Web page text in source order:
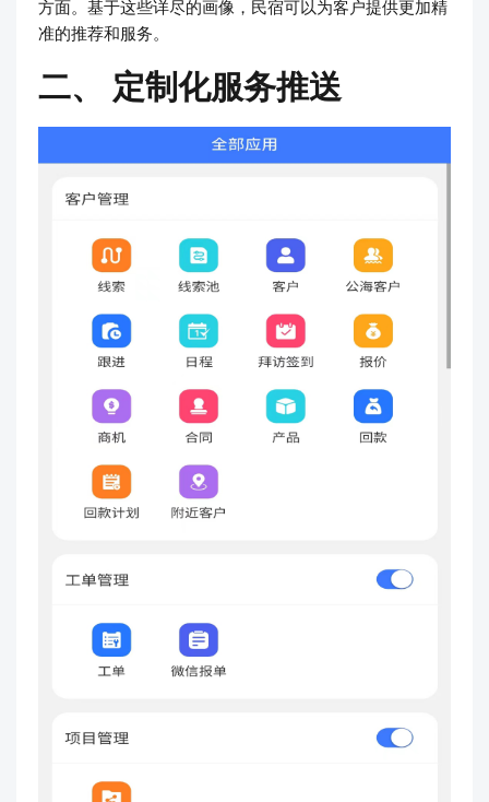
方面。基于这些详尽的画像，民宿可以为客户提供更加精
准的推荐和服务。
二、 定制化服务推送